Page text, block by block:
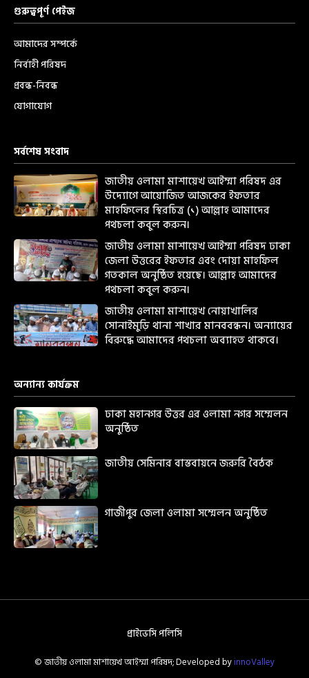
গুরুত্বপূর্ণ পেইজ
আমাদের সম্পর্কে
নির্বাহী পরিষদ
প্রবন্ধ-নিবন্ধ
যোগাযোগ
সর্বশেষ সংবাদ
জাতীয় ওলামা মাশায়েখ আইম্মা পরিষদ এর
উদ্যোগে আয়োজিত আজকের ইফতার
মাহফিলের স্থিরচিত্র (১) আল্লাহ আমাদের
পথচলা কবুল করুন।
জাতীয় ওলামা মাশায়েখ আইম্মা পরিষদ ঢাকা
জেলা উত্তরের ইফতার এবং দোয়া মাহফিল
গতকাল অনুষ্ঠিত হয়েছে। আল্লাহ আমাদের
পথচলা কবুল করুন।
জাতীয় ওলামা মাশায়েখ নোয়াখালির
সোনাইমুড়ি থানা শাখার মানববন্ধন। অন্যায়ের
বিরুদ্ধে আমাদের পথচলা অব্যাহত থাকবে।
অন্যান্য কার্যক্রম
ঢাকা মহানগর উত্তর এর ওলামা নগর সম্মেলন
অনুষ্ঠিত
জাতীয় সেমিনার বাস্তবায়নে জরুরি বৈঠক
গাজীপুর জেলা ওলামা সম্মেলন অনুষ্ঠিত
প্রাইভেসি পলিসি
© জাতীয় ওলামা মাশায়েখ আইম্মা পরিষদ; Developed byinnoValley